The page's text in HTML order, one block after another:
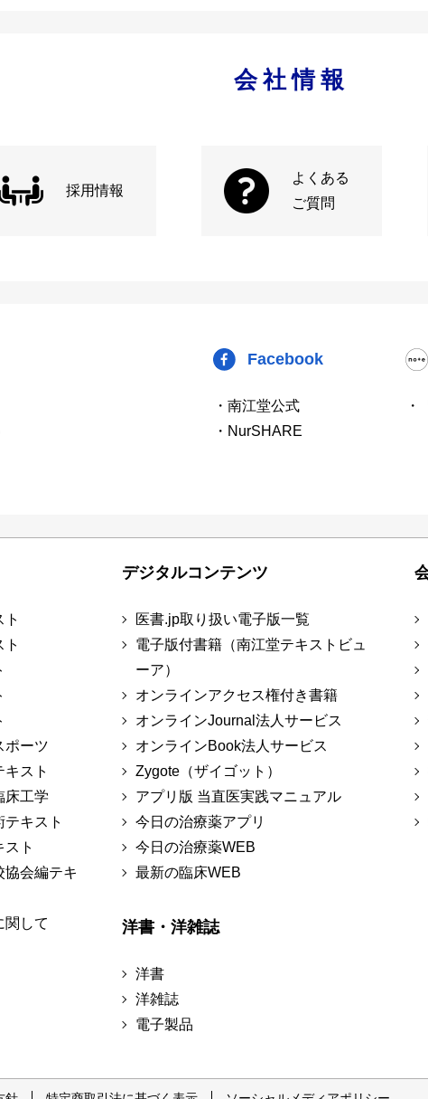
会社情報
採用情報
よくある
ご質問
Facebook
・南江堂公式
・NurSHARE
・
ポーツ
キスト
床工学
テキスト
ト
協会編テキ
関して
デジタルコンテンツ
医書.jp取り扱い電子版一覧
電子版付書籍（南江堂テキストビュ
ーア）
オンラインアクセス権付き書籍
オンラインJournal法人サービス
オンラインBook法人サービス
Zygote（ザイゴット）
アプリ版 当直医実践マニュアル
今日の治療薬アプリ
今日の治療薬WEB
最新の臨床WEB
洋書・洋雑誌
洋書
洋雑誌
電子製品